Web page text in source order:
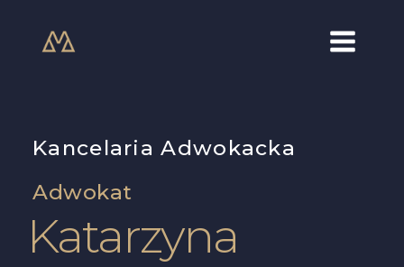
content
Menu
Kancelaria Adwokacka
Adwokat
Katarzyna